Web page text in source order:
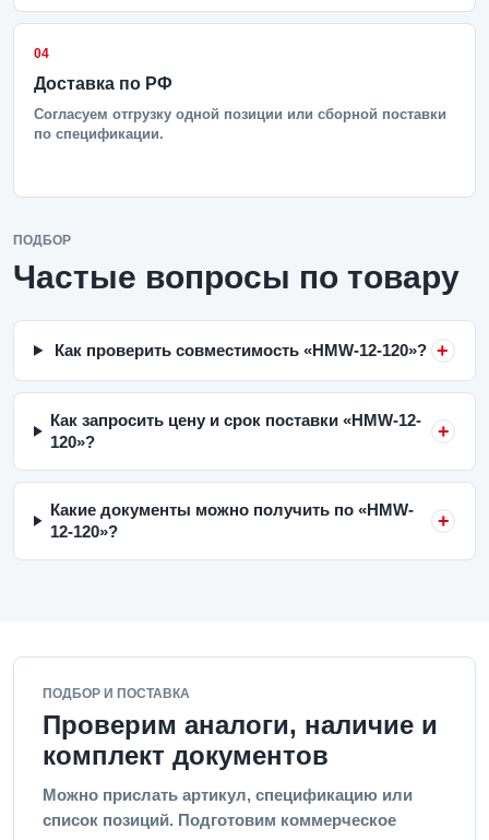
04
Доставка по РФ
Согласуем отгрузку одной позиции или сборной поставки
по спецификации.
ПОДБОР
Частые вопросы по товару
Как проверить совместимость «HMW-12-120»?
Как запросить цену и срок поставки «HMW-12-
120»?
Какие документы можно получить по «HMW-
12-120»?
ПОДБОР И ПОСТАВКА
Проверим аналоги, наличие и
комплект документов
Можно прислать артикул, спецификацию или
список позиций. Подготовим коммерческое